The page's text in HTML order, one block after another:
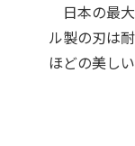
日本の最
ル製の刃は
ほどの美し